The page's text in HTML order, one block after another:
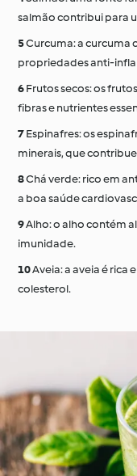
salmão contribui para
Curcuma: a curcuma
propriedades anti-
Frutos secos: os
fibras e nutrientes
Espinafres: os
minerais, que
Chá verde: rico em
a boa saúde
Alho: o alho contém
imunidade.
Aveia: a aveia é rica
colesterol.